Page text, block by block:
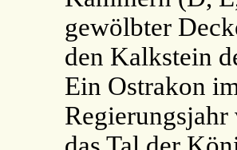
gewölbter
den Kalkstein
Ein Ostrakon